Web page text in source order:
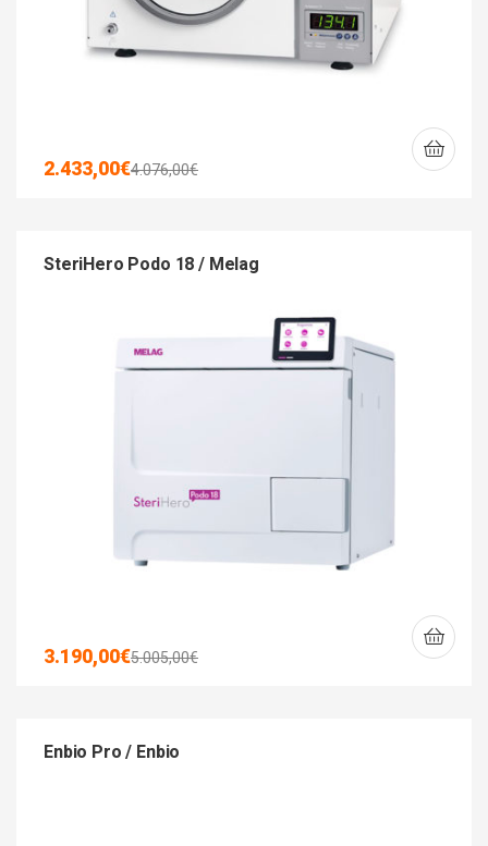
4.076,00€
2.433,00€
SteriHero Podo 18 / Melag
5.005,00€
3.190,00€
Enbio Pro / Enbio